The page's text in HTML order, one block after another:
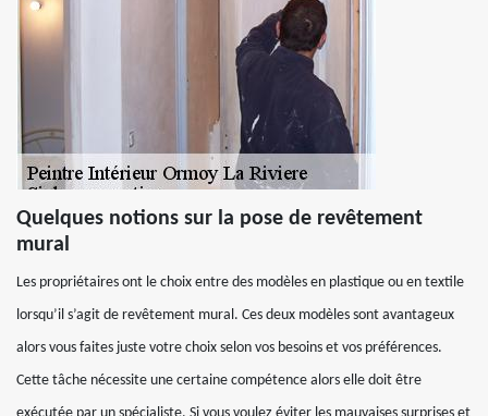
Quelques notions sur la pose de revêtement
mural
Les propriétaires ont le choix entre des modèles en plastique ou en textile
lorsqu’il s’agit de revêtement mural. Ces deux modèles sont avantageux
alors vous faites juste votre choix selon vos besoins et vos préférences.
Cette tâche nécessite une certaine compétence alors elle doit être